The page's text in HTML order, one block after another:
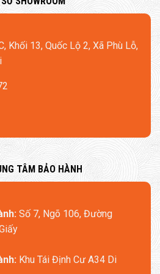
2 model TJXDNQ10ZM
nối với ứng dụng Mijia, giúp người
với ứng dụng và điều khiển từ
rất thiết thực vào mùa lạnh khi
với 1 chạm để bật máy khi gần
Khối 13, Quốc Lộ 2, Xã Phù Lỗ,
TÂM BẢO HÀNH
Số 7, Ngõ 106, Đường
Khu Tái Định Cư A34 Di